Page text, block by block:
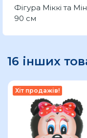
Фігура Міккі та
90 см
16 інших
Хіт продажів!